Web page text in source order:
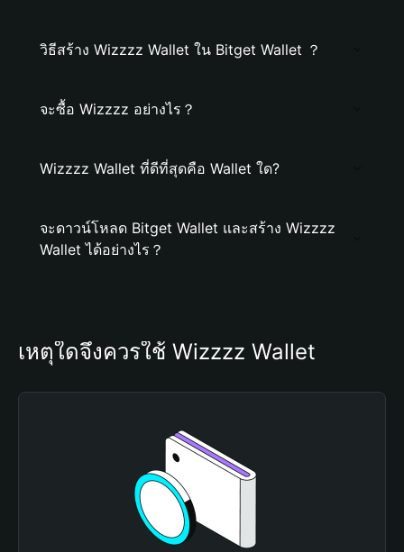
วิธีสร้าง Wizzzz Wallet ใน Bitget Wallet ？
จะซื้อ Wizzzz อย่างไร？
Wizzzz Wallet ที่ดีที่สุดคือ Wallet ใด?
จะดาวน์โหลด Bitget Wallet และสร้าง Wizzzz
Wallet ได้อย่างไร？
เหตุใดจึงควรใช้ Wizzzz Wallet